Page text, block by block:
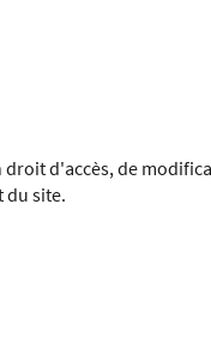
d'accès, de
du site.